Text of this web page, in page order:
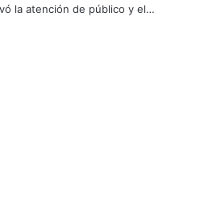
la atención de público y el…